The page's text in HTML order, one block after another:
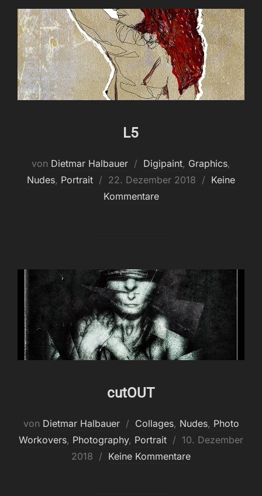
L5
von Dietmar Halbauer Digipaint, Graphics,
Nudes, Portrait
Veröffentlicht
am
22. Dezember 2018
Keine
Kommentare
cutOUT
von Dietmar Halbauer Collages, Nudes, Photo
Workovers, Photography, Portrait
Veröffentlicht
am
10. Dezember
2018
Keine Kommentare